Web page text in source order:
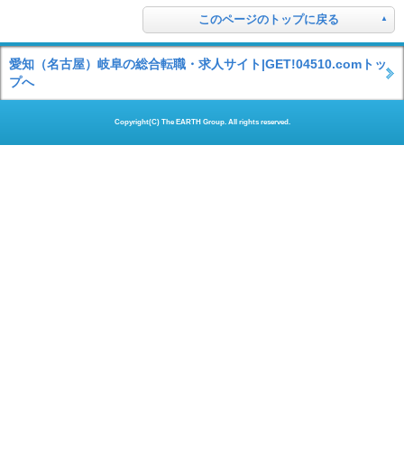
このページのトップに戻る
愛知（名古屋）岐阜の総合転職・求人サイト|GET!04510.comトッ
プへ
Copyright(C) The EARTH Group. All rights reserved.